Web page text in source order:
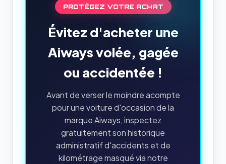
PROTÉGEZ VOTRE ACHAT
Évitez d'acheter une
Aiways volée, gagée
ou accidentée !
Avant de verser le moindre acompte
pour une voiture d'occasion de la
marque Aiways, inspectez
gratuitement son historique
administratif d'accidents et de
kilométrage masqué via notre